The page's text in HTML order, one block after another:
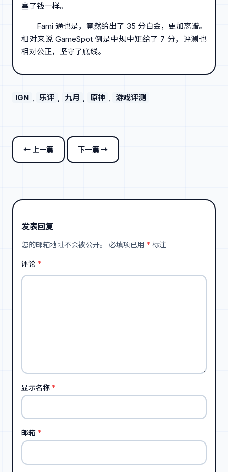
塞了钱一样。
Fami 通也是，竟然给出了 35 分白金，更加离谱。
相对来说 GameSpot 倒是中规中矩给了 7 分，评测也
相对公正，坚守了底线。
IGN , 乐评 , 九月 , 原神 , 游戏评测
← 上一篇 下一篇 →
发表回复
您的邮箱地址不会被公开。 必填项已用 * 标注
评论 *
显示名称 *
邮箱 *